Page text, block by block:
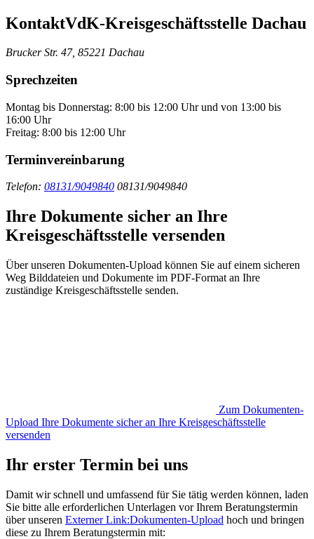
KontaktVdK-Kreisgeschäftsstelle Dachau
Brucker Str. 47, 85221 Dachau
Sprechzeiten
Montag bis Donnerstag: 8:00 bis 12:00 Uhr und von 13:00 bis
16:00 Uhr
Freitag: 8:00 bis 12:00 Uhr
Terminvereinbarung
Telefon: 08131/9049840 08131/9049840
Ihre Dokumente sicher an Ihre
Kreisgeschäftsstelle versenden
Über unseren Dokumenten-Upload können Sie auf einem sicheren
Weg Bilddateien und Dokumente im PDF-Format an Ihre
zuständige Kreisgeschäftsstelle senden.
Zum Dokumenten-
Upload Ihre Dokumente sicher an Ihre Kreisgeschäftsstelle
versenden
Ihr erster Termin bei uns
Damit wir schnell und umfassend für Sie tätig werden können, laden
Sie bitte alle erforderlichen Unterlagen vor Ihrem Beratungstermin
über unseren Externer Link:Dokumenten-Upload hoch und bringen
diese zu Ihrem Beratungstermin mit: